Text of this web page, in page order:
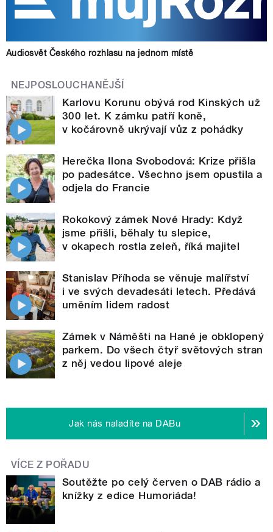
Audiosvět Českého rozhlasu na jednom místě
NEJPOSLOUCHANĚJŠÍ
Karlovu Korunu obývá rod Kinských už
300 let. K zámku patří koně,
v kočárovně ukrývají vůz z pohádky
Herečka Ilona Svobodová: Krize přišla
po padesátce. Všechno jsem opustila a
odjela do Francie
Rokokový zámek Nové Hrady: Když
jsme přišli, běhaly tu slepice,
v okapech rostla zeleň, říká majitel
Stanislav Příhoda se věnuje malířství
i ve svých devadesáti letech. Předává
uměním lidem radost
Zámek v Náměšti na Hané je obklopený
parkem. Do všech čtyř světových stran
z něj vedou lipové aleje
Jak nás naladíte na DABu
VÍCE Z POŘADU
Soutěžte po celý červen o DAB rádio a
knížky z edice Humoriáda!